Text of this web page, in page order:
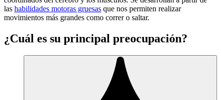
las habilidades motoras gruesas que nos permiten realizar
movimientos más grandes como correr o saltar.
¿Cuál es su principal preocupación?